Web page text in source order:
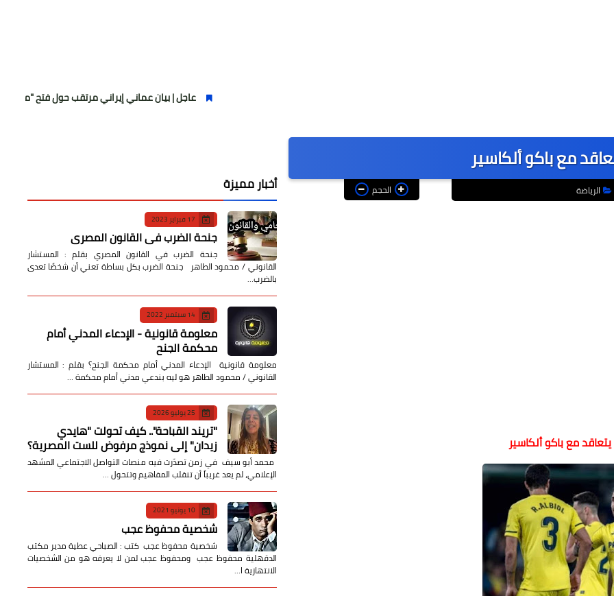
عاجل | بيان عماني إيراني مرتقب حول فتح "ممر عبور
مع باكو ألكاسير
الرياضة الحجم
مع باكو ألكاسير
أخبار مميزة
17 فبراير 2023
جنحة الضرب في القانون المصري
جنحة الضرب في القانون المصري بقلم : المستشار
القانوني / محمود الطاهر جنحة الضرب بكل بساطة تعني أن شخصًا تعدى
بالضرب…
14 سبتمبر 2022
معلومة قانونية - الإدعاء المدني أمام
محكمة الجنح
معلومة قانونية الإدعاء المدني أمام محكمة الجنح؟ بقلم : المستشار
القانوني / محمود الطاهر هو ليه بندعي مدني أمام محكمة …
25 يوليو 2026
​"تريند القباحة".. كيف تحولت "هايدي
زيدان" إلى نموذج مرفوض للست المصرية؟
​ محمد أبو سيف ​في زمن تصدّرت فيه منصات التواصل الاجتماعي المشهد
الإعلامي، لم يعد غريباً أن تنقلب المفاهيم وتتحول …
10 يونيو 2021
شخصية محفوظ عجب
شخصية محفوظ عجب كتب : الصباحي عطية مدير مكتب
الدقهلية محفوظ عجب ومحفوظ عجب لمن لا يعرفه هو من الشخصيات
الانتهازية ا…